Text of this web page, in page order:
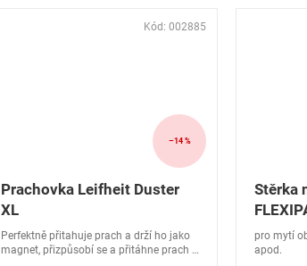
–14 %
Prachovka Leifheit Duster
XL
Perfektně přitahuje prach a drží ho jako
magnet, přizpůsobí se a přitáhne prach z
Kód: 002885
Stěrka
pro mytí
apod.